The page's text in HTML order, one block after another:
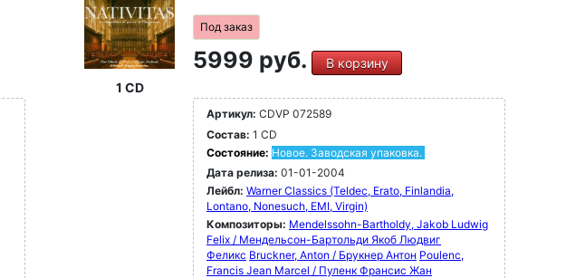
1 CD
Под заказ
5999 руб. В корзину
Артикул: CDVP 072589
Состав: 1 CD
Состояние: Новое. Заводская упаковка.
Дата релиза: 01-01-2004
Лейбл: Warner Classics (Teldec, Erato, Finlandia,
Lontano, Nonesuch, EMI, Virgin)
Композиторы: Mendelssohn-Bartholdy, Jakob Ludwig
Felix / Мендельсон-Бартольди Якоб Людвиг
Феликс Bruckner, Anton / Брукнер Антон Poulenc,
Francis Jean Marcel / Пуленк Франсис Жан